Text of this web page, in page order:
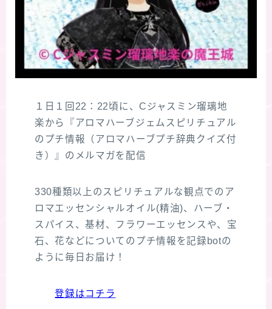
１日１回22：22頃に、Cジャスミン瑠璃地
楽から『アロマハーブジェムスピリチュアル
のプチ情報（アロマハーブプチ辞典クイズ付
き）』のメルマガを配信
330種類以上のスピリチュアルな観点でのア
ロマエッセンシャルオイル(精油)、ハーブ・
スパイス、基材、フラワーエッセンスや、宝
石、花などについてのプチ情報を記録botの
ように毎日お届け！
登録はコチラ